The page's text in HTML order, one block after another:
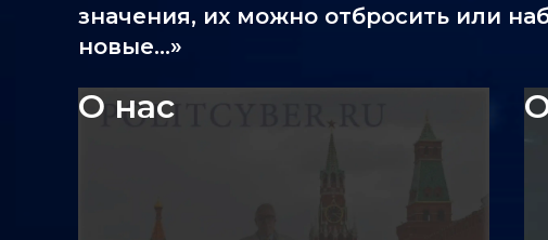
значения, их можно отбросить или
новые...»
О нас